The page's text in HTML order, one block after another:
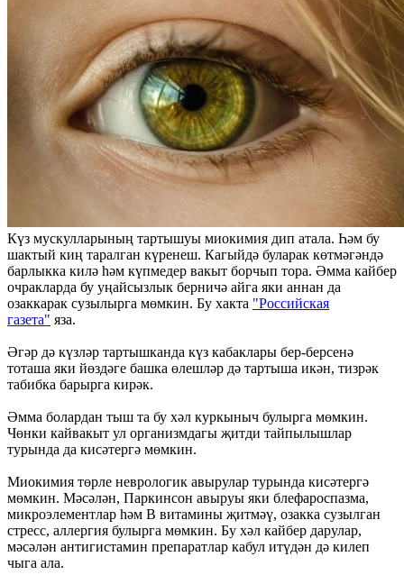
Күз мускулларының тартышуы миокимия дип атала. Һәм бу
шактый киң таралган күренеш. Кагыйдә буларак көтмәгәндә
барлыкка килә һәм күпмедер вакыт борчып тора. Әмма кайбер
очракларда бу уңайсызлык берничә айга яки аннан да
озаккарак сузылырга мөмкин. Бу хакта "Российская
газета" яза.
Әгәр дә күзләр тартышканда күз кабаклары бер-берсенә
тоташа яки йөздәге башка өлешләр дә тартыша икән, тизрәк
табибка барырга кирәк.
Әмма болардан тыш та бу хәл куркыныч булырга мөмкин.
Чөнки кайвакыт ул организмдагы җитди тайпылышлар
турында да кисәтергә мөмкин.
Миокимия төрле неврологик авырулар турында кисәтергә
мөмкин. Мәсәлән, Паркинсон авыруы яки блефароспазма,
микроэлементлар һәм В витамины җитмәү, озакка сузылган
стресс, аллергия булырга мөмкин. Бу хәл кайбер дарулар,
мәсәлән антигистамин препаратлар кабул итүдән дә килеп
чыга ала.